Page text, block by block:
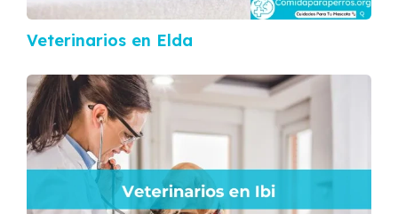
Veterinarios en Elda